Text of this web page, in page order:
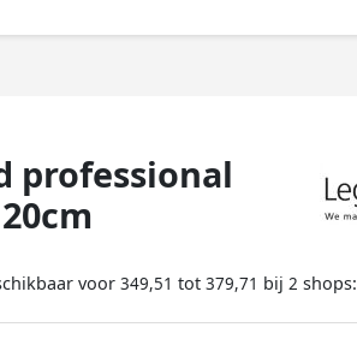
professional
voor 349,51 tot 379,71 bij 2 shops: